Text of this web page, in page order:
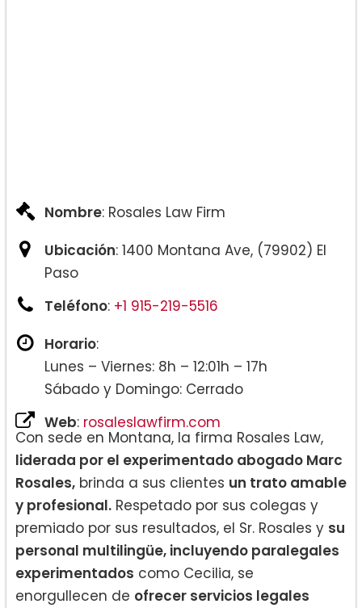
Nombre: Rosales Law Firm
Ubicación: 1400 Montana Ave, (79902) El
Paso
Teléfono: +1 915-219-5516
Horario:
Lunes – Viernes: 8h – 12:01h – 17h
Sábado y Domingo: Cerrado
Web: rosaleslawfirm.com
Con sede en Montana, la firma Rosales Law,
liderada por el experimentado abogado Marc
Rosales, brinda a sus clientes un trato amable
y profesional. Respetado por sus colegas y
premiado por sus resultados, el Sr. Rosales y su
personal multilingüe, incluyendo paralegales
experimentados como Cecilia, se
enorgullecen de ofrecer servicios legales